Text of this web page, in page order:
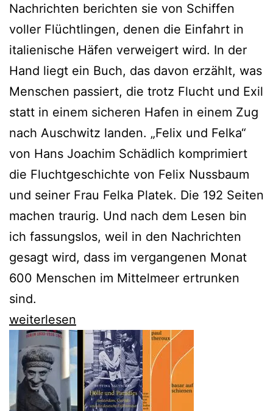
Nachrichten berichten sie von Schiffen
voller Flüchtlingen, denen die Einfahrt in
italienische Häfen verweigert wird. In der
Hand liegt ein Buch, das davon erzählt, was
Menschen passiert, die trotz Flucht und Exil
statt in einem sicheren Hafen in einem Zug
nach Auschwitz landen. „Felix und Felka“
von Hans Joachim Schädlich komprimiert
die Fluchtgeschichte von Felix Nussbaum
und seiner Frau Felka Platek. Die 192 Seiten
machen traurig. Und nach dem Lesen bin
ich fassungslos, weil in den Nachrichten
gesagt wird, dass im vergangenen Monat
600 Menschen im Mittelmeer ertrunken
sind.
Hans
Joachim
Schädlich
folgt
Felix
weiterlesen